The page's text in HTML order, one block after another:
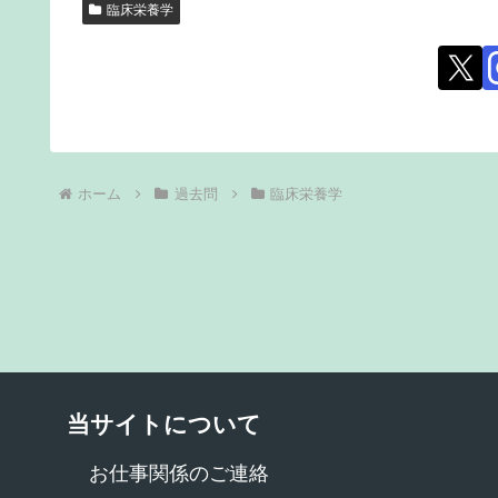
臨床栄養学
ホーム 過去問 臨床栄養学
当サイトについて
お仕事関係のご連絡